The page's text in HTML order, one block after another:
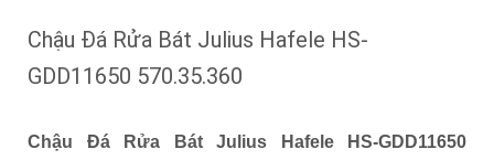
Chậu Đá Rửa Bát Julius Hafele HS-
GDD11650 570.35.360
Chậu Đá Rửa Bát Julius Hafele HS-GDD11650